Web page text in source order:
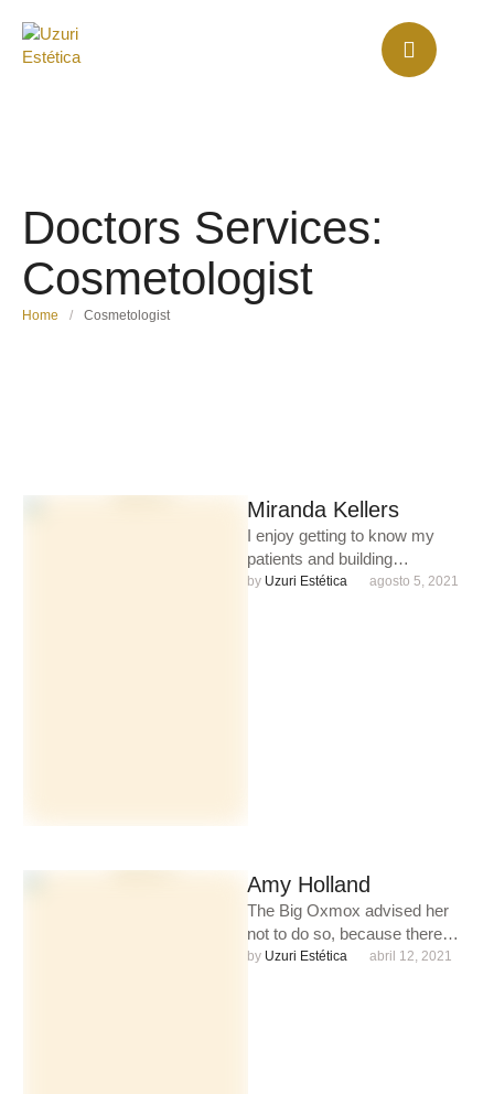
Doctors Services:
Cosmetologist
Home / Cosmetologist
Miranda Kellers
I enjoy getting to know my
patients and building
meaningful relationships. I
by Uzuri Estética agosto 5, 2021
Amy Holland
The Big Oxmox advised her
not to do so, because there
were thousands of bad
by Uzuri Estética abril 12, 2021